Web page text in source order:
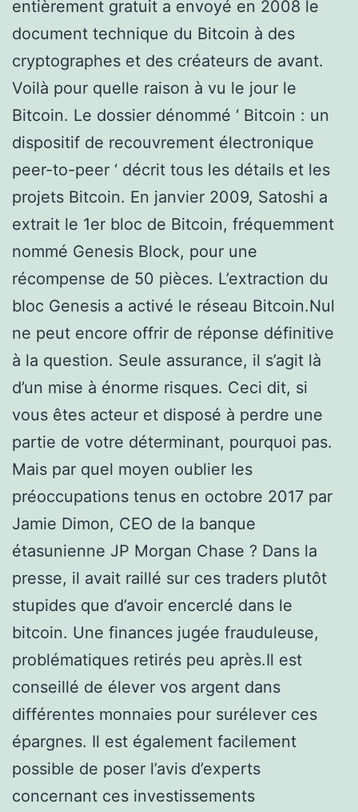
entièrement gratuit a envoyé en 2008 le
document technique du Bitcoin à des
cryptographes et des créateurs de avant.
Voilà pour quelle raison à vu le jour le
Bitcoin. Le dossier dénommé ‘ Bitcoin : un
dispositif de recouvrement électronique
peer-to-peer ‘ décrit tous les détails et les
projets Bitcoin. En janvier 2009, Satoshi a
extrait le 1er bloc de Bitcoin, fréquemment
nommé Genesis Block, pour une
récompense de 50 pièces. L’extraction du
bloc Genesis a activé le réseau Bitcoin.Nul
ne peut encore offrir de réponse définitive
à la question. Seule assurance, il s’agit là
d’un mise à énorme risques. Ceci dit, si
vous êtes acteur et disposé à perdre une
partie de votre déterminant, pourquoi pas.
Mais par quel moyen oublier les
préoccupations tenus en octobre 2017 par
Jamie Dimon, CEO de la banque
étasunienne JP Morgan Chase ? Dans la
presse, il avait raillé sur ces traders plutôt
stupides que d’avoir encerclé dans le
bitcoin. Une finances jugée frauduleuse,
problématiques retirés peu après.Il est
conseillé de élever vos argent dans
différentes monnaies pour surélever ces
épargnes. Il est également facilement
possible de poser l’avis d’experts
concernant ces investissements